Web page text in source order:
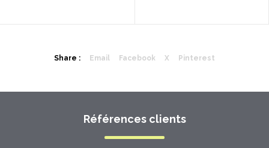
Share : Email Facebook X Pinterest
Références clients